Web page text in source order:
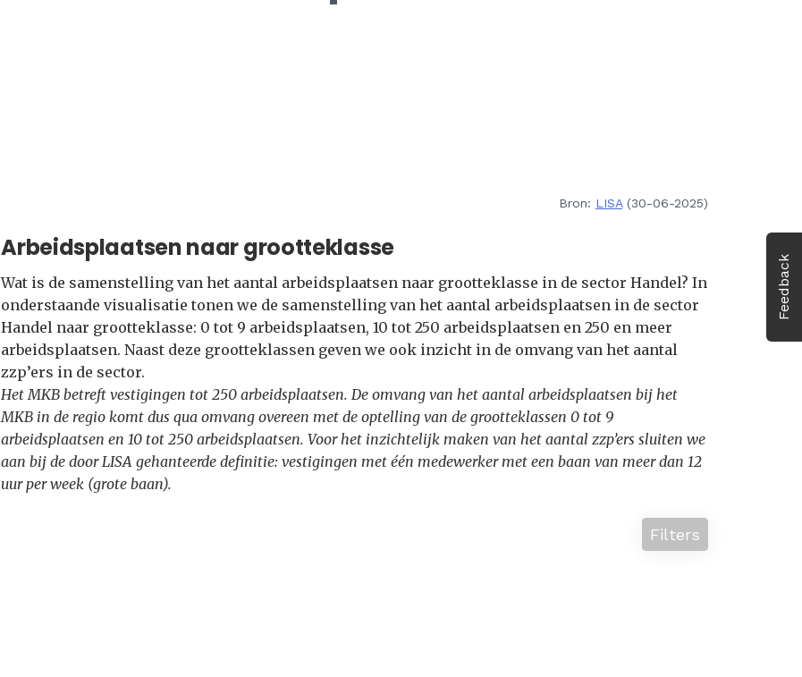
Feedback
Bron: LISA(30-06-2025)
Arbeidsplaatsen naar grootteklasse
Wat is de samenstelling van het aantal arbeidsplaatsen naar grootteklasse in de sector Handel? In
onderstaande visualisatie tonen we de samenstelling van het aantal arbeidsplaatsen in de sector
Handel naar grootteklasse: 0 tot 9 arbeidsplaatsen, 10 tot 250 arbeidsplaatsen en 250 en meer
arbeidsplaatsen. Naast deze grootteklassen geven we ook inzicht in de omvang van het aantal
zzp’ers in de sector.
Het MKB betreft vestigingen tot 250 arbeidsplaatsen. De omvang van het aantal arbeidsplaatsen bij het
MKB in de regio komt dus qua omvang overeen met de optelling van de grootteklassen 0 tot 9
arbeidsplaatsen en 10 tot 250 arbeidsplaatsen. Voor het inzichtelijk maken van het aantal zzp’ers sluiten we
aan bij de door LISA gehanteerde definitie: vestigingen met één medewerker met een baan van meer dan 12
uur per week (grote baan).
Filters